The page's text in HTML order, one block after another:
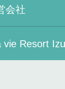
会社
Resort